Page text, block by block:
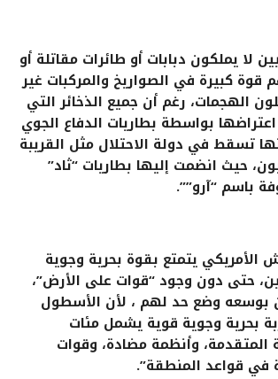
لا يملكون دبابات أو طائرات مقاتلة أو
قوة كبيرة في الصواريخ والمركبات غير
الهجمات، رغم أن جميع الذخائر التي
بواسطة بطاريات الدفاع الجوي
تسقط في دولة الاحتلال مثل القريبة
حيث انضمت إليها بطاريات “ثاد”
باسم “آرو””.
الأمريكي يتمتع بقوة بحرية وجوية
حتى دون وجود “قوات على الأرض”،
بوسعه وضع حد لهم ، لأن الأسطول
بحرية وجوية قوية يشمل مئات
المتقدمة، وأنظمة مضادة، وقوات
في قواعد المنطقة”.